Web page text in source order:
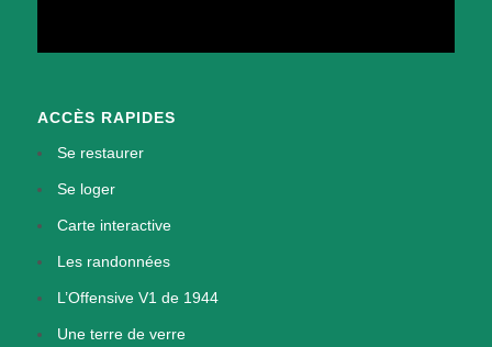
ACCÈS RAPIDES
Se restaurer
Se loger
Carte interactive
Les randonnées
L’Offensive V1 de 1944
Une terre de verre